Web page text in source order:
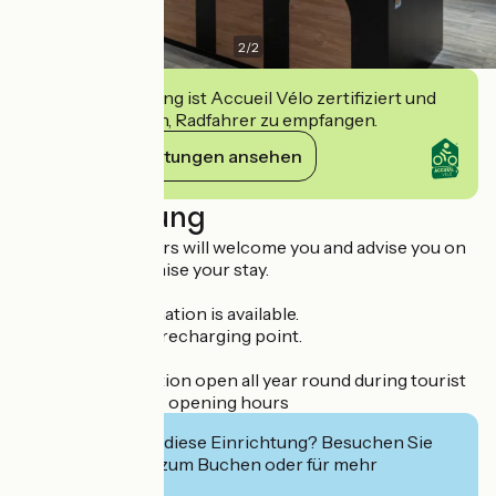
2/2
Diese Einrichtung ist Accueil Vélo zertifiziert und
verpflichtet sich, Radfahrer zu empfangen.
Ihre Verpflichtungen ansehen
Beschreibung
Our tourist advisers will welcome you and advise you on
how best to organise your stay.
-All tourist information is available.
-Free: telephone recharging point.
Telephone reception open all year round during tourist
information office opening hours
Interessiert Sie diese Einrichtung? Besuchen Sie
deren Website zum Buchen oder für mehr